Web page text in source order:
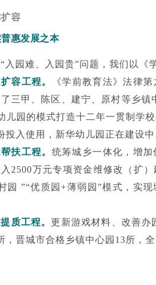
容
惠发展之本
“入园难、入园贵”问题，我们以《
容工程。
《学前教育法》法律
三甲、陈区、建宁、原村等乡
儿园的模式打造十二年一贯制学
投入使用，新华幼儿园正在建设
扶工程。 统筹城乡一体化，增
2500万元专项资金维修改（扩
园 ”“优质园+薄弱园”模式，实
质工程。更新游戏材料、改善办
，晋城市合格乡镇中心园13所，